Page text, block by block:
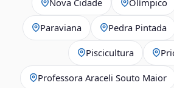
Paraviana Pedra Pintada
Piscicultura
Professora Araceli Souto Maior